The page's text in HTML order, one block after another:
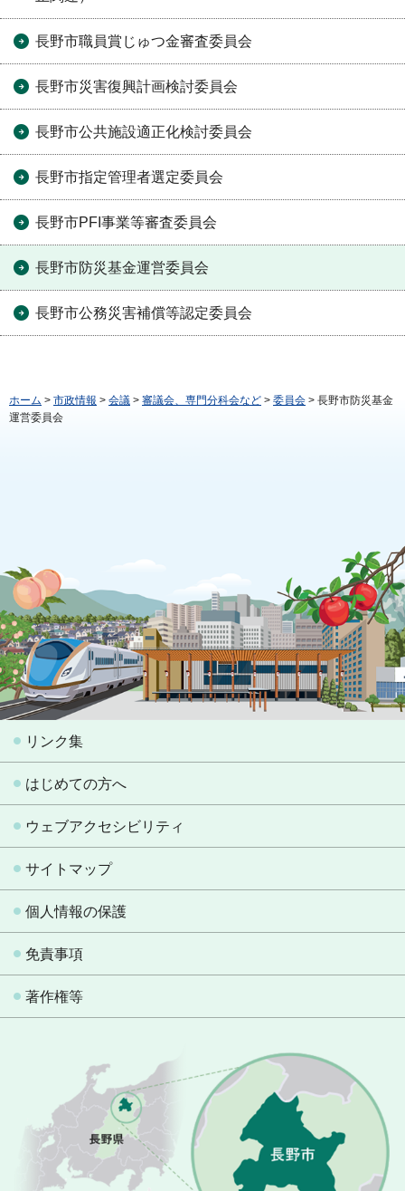
長野市職員賞じゅつ金審査委員会
長野市災害復興計画検討委員会
長野市公共施設適正化検討委員会
長野市指定管理者選定委員会
長野市PFI事業等審査委員会
長野市防災基金運営委員会
長野市公務災害補償等認定委員会
ホーム > 市政情報 > 会議 > 審議会、専門分科会など > 委員会 > 長野市防災基金
運営委員会
リンク集
はじめての方へ
ウェブアクセシビリティ
サイトマップ
個人情報の保護
免責事項
著作権等